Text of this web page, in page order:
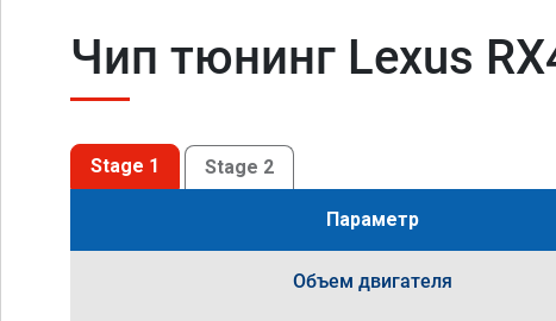
Чип тюнинг Lexus
Stage 1 Stage 2
Параметр
Объем двигателя